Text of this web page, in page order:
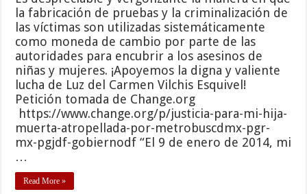
la fabricación de pruebas y la criminalización de
las víctimas son utilizadas sistemáticamente
como moneda de cambio por parte de las
autoridades para encubrir a los asesinos de
niñas y mujeres. ¡Apoyemos la digna y valiente
lucha de Luz del Carmen Vilchis Esquivel!
Petición tomada de Change.org
https://www.change.org/p/justicia-para-mi-hija-
muerta-atropellada-por-metrobuscdmx-pgr-
mx-pgjdf-gobiernodf “El 9 de enero de 2014, mi
…
Read More »